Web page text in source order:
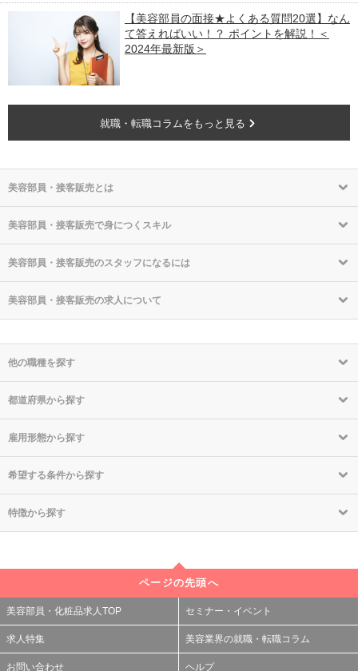
【美容部員の面接★よくある質問20選】なん
て答えればいい！？ ポイントを解説！＜
2024年最新版＞
就職・転職コラムをもっと見る
美容部員・接客販売とは
美容部員・接客販売で身につくスキル
美容部員・接客販売のスタッフになるには
美容部員・接客販売の求人について
他の職種を探す
都道府県から探す
雇用形態から探す
希望する条件から探す
特徴から探す
ページの先頭へ
美容部員・化粧品求人TOP セミナー・イベント
求人特集 美容業界の就職・転職コラム
お問い合わせ ヘルプ